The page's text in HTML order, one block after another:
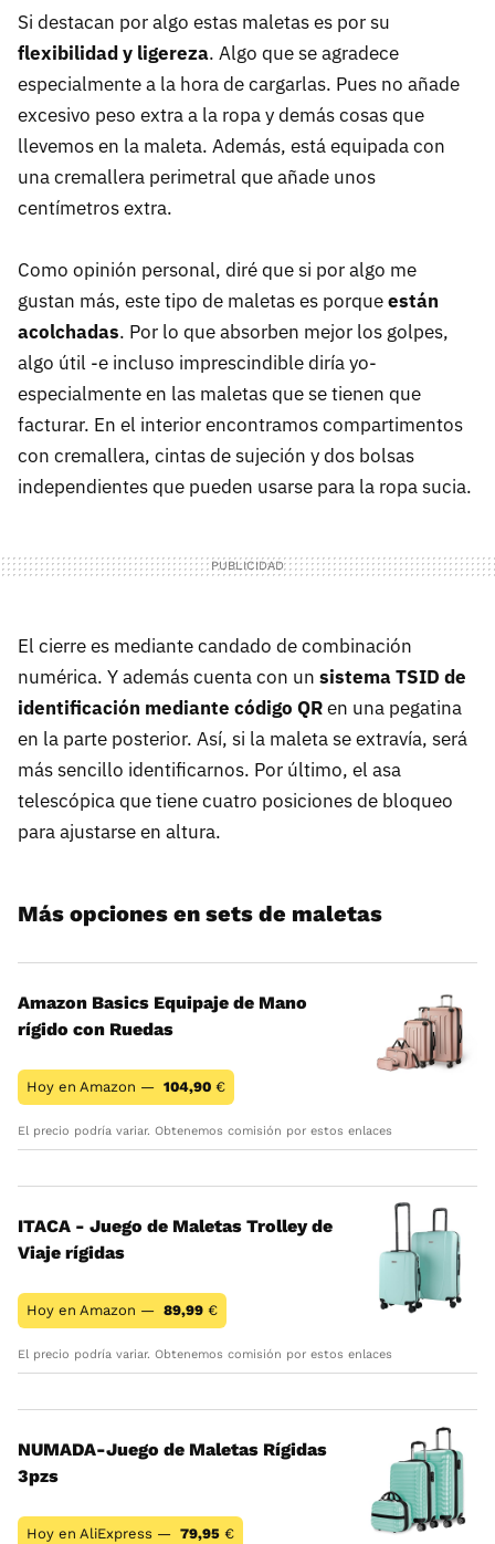
Si destacan por algo estas maletas es por su
flexibilidad y ligereza. Algo que se agradece
especialmente a la hora de cargarlas. Pues no añade
excesivo peso extra a la ropa y demás cosas que
llevemos en la maleta. Además, está equipada con
una cremallera perimetral que añade unos
centímetros extra.
Como opinión personal, diré que si por algo me
gustan más, este tipo de maletas es porqueestán
acolchadas. Por lo que absorben mejor los golpes,
algo útil -e incluso imprescindible diría yo-
especialmente en las maletas que se tienen que
facturar. En el interior encontramos compartimentos
con cremallera, cintas de sujeción y dos bolsas
independientes que pueden usarse para la ropa sucia.
El cierre es mediante candado de combinación
numérica. Y además cuenta con un sistema TSID de
identificación mediante código QRen una pegatina
en la parte posterior. Así, si la maleta se extravía, será
más sencillo identificarnos. Por último, el asa
telescópica que tiene cuatro posiciones de bloqueo
para ajustarse en altura.
Más opciones en sets de maletas
Amazon Basics Equipaje de Mano
rígido con Ruedas
Hoy en Amazon — 104,90 €
El precio podría variar. Obtenemos comisión por estos enlaces
ITACA - Juego de Maletas Trolley de
Viaje rígidas
Hoy en Amazon — 89,99 €
El precio podría variar. Obtenemos comisión por estos enlaces
NUMADA-Juego de Maletas Rígidas
3pzs
Hoy en AliExpress — 79,95 €